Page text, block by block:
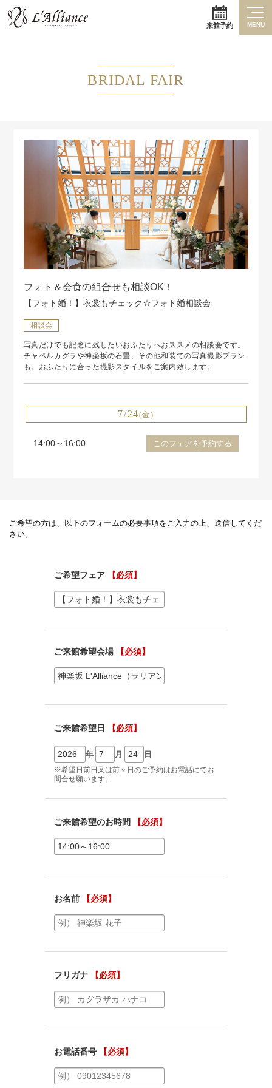
来館予約 MENU
BRIDAL FAIR
フォト＆会食の組合せも相談OK！
【フォト婚！】衣裳もチェック☆フォト婚相談会
相談会
写真だけでも記念に残したいおふたりへおススメの相談会です。
チャペルカグラや神楽坂の石畳、その他和装での写真撮影プラン
も。おふたりに合った撮影スタイルをご案内致します。
7/24(金)
14:00～16:00 このフェアを予約する